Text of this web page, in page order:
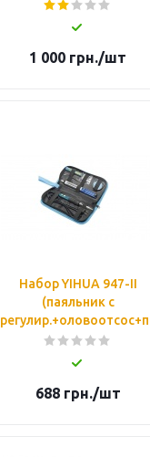
1 000 грн./шт
Набор YIHUA 947-II
(паяльник с
688грн./шт